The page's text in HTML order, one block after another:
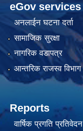
eGov services
अनलाईन घटना दर्ता
सामाजिक सुरक्षा
नागरिक वडापत्र
आन्तरिक राजस्व विभाग
Reports
वार्षिक प्रगति प्रतिवेदन